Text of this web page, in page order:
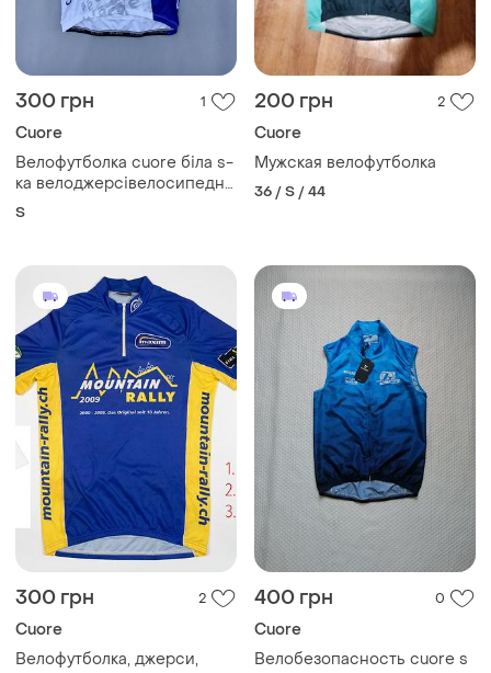
300 грн 1
Cuore
Велофутболка cuore біла s-
ка велоджерсівелосипедна
майка
S
200 грн 2
Cuore
Мужская велофутболка
36 / S / 44
300 грн 2
Cuore
Велофутболка, джерси,
400 грн 0
Cuore
Велобезопасность cuore s